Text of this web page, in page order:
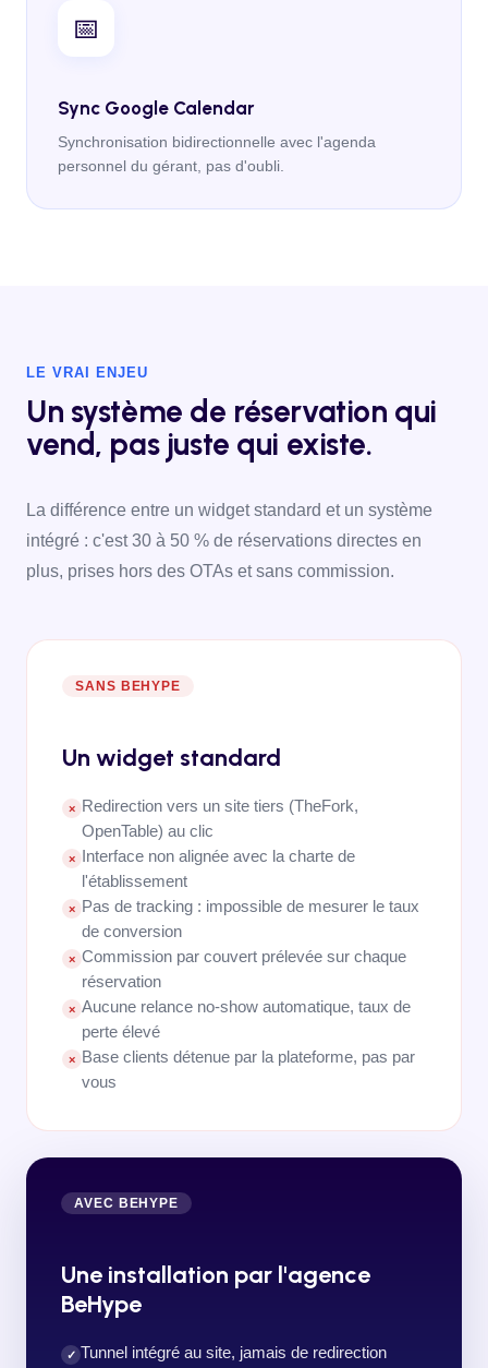
📅
Sync Google Calendar
Synchronisation bidirectionnelle avec l'agenda
personnel du gérant, pas d'oubli.
LE VRAI ENJEU
Un système de réservation qui
vend, pas juste qui existe.
La différence entre un widget standard et un système
intégré : c'est 30 à 50 % de réservations directes en
plus, prises hors des OTAs et sans commission.
SANS BEHYPE
Un widget standard
×
Redirection vers un site tiers (TheFork,
OpenTable) au clic
×
Interface non alignée avec la charte de
l'établissement
×
Pas de tracking : impossible de mesurer le taux
de conversion
× Commission par couvert prélevée sur chaque
réservation
× Aucune relance no-show automatique, taux de
perte élevé
×
Base clients détenue par la plateforme, pas par
vous
AVEC BEHYPE
Une installation par l'agence
BeHype
✓ Tunnel intégré au site, jamais de redirection